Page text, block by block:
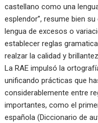
castellano como una
esplendor”, resume bien
lengua de excesos o
establecer reglas
realzar la calidad y
La RAE impulsó la
unificando prácticas que
considerablemente entre
importantes, como el
española (Diccionario de